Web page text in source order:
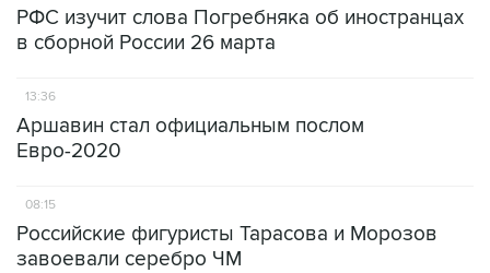
РФС изучит слова Погребняка об иностранцах
в сборной России 26 марта
13:36
Аршавин стал официальным послом
Евро-2020
08:15
Российские фигуристы Тарасова и Морозов
завоевали серебро ЧМ